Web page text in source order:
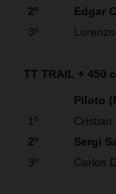
2º
Edgar
3º
TT TRAIL + 450
Piloto
1º
Cristian
2º
Sergi
3º
Carlos